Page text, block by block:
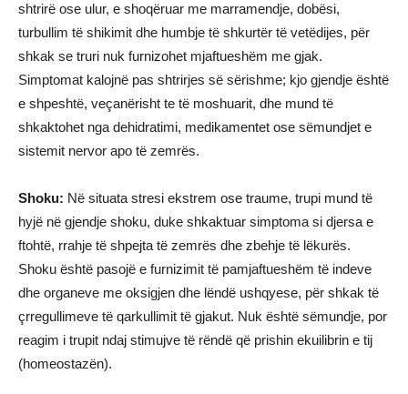
shtrirë ose ulur, e shoqëruar me marramendje, dobësi,
turbullim të shikimit dhe humbje të shkurtër të vetëdijes, për
shkak se truri nuk furnizohet mjaftueshëm me gjak.
Simptomat kalojnë pas shtrirjes së sërishme; kjo gjendje është
e shpeshtë, veçanërisht te të moshuarit, dhe mund të
shkaktohet nga dehidratimi, medikamentet ose sëmundjet e
sistemit nervor apo të zemrës.
Shoku: Në situata stresi ekstrem ose traume, trupi mund të
hyjë në gjendje shoku, duke shkaktuar simptoma si djersa e
ftohtë, rrahje të shpejta të zemrës dhe zbehje të lëkurës.
Shoku është pasojë e furnizimit të pamjaftueshëm të indeve
dhe organeve me oksigjen dhe lëndë ushqyese, për shkak të
çrregullimeve të qarkullimit të gjakut. Nuk është sëmundje, por
reagim i trupit ndaj stimujve të rëndë që prishin ekuilibrin e tij
(homeostazën).